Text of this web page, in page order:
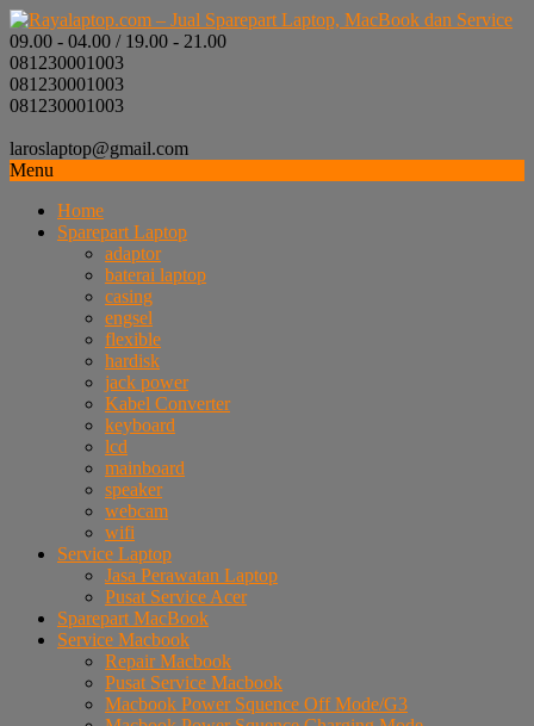
09.00 - 04.00 / 19.00 - 21.00
081230001003
081230001003
081230001003
laroslaptop@gmail.com
Menu
Home
Sparepart Laptop
adaptor
baterai laptop
casing
engsel
flexible
hardisk
jack power
Kabel Converter
keyboard
lcd
mainboard
speaker
webcam
wifi
Service Laptop
Jasa Perawatan Laptop
Pusat Service Acer
Sparepart MacBook
Service Macbook
Repair Macbook
Pusat Service Macbook
Macbook Power Squence Off Mode/G3